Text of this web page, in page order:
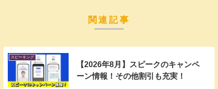
関連記事
スピーキング
【2026年8月】スピークのキャンペ
ーン情報！その他割引も充実！